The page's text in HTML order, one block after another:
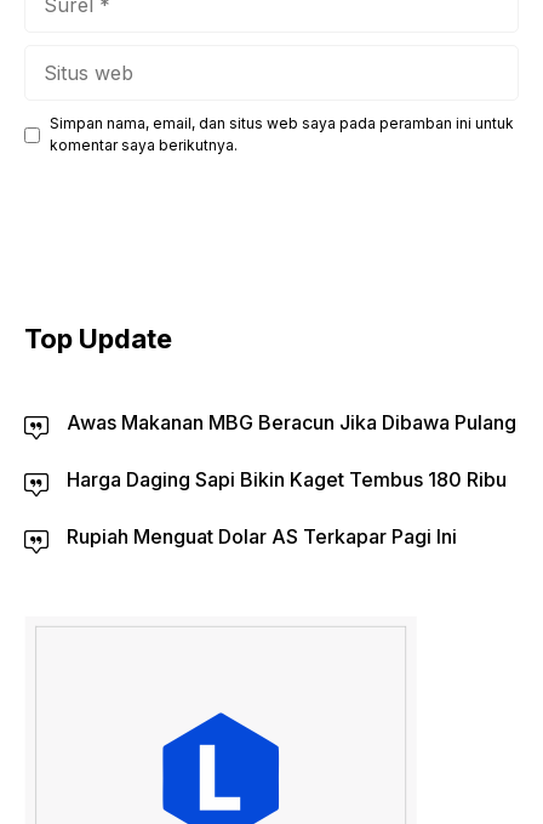
Simpan nama, email, dan situs web saya pada peramban ini untuk
komentar saya berikutnya.
Top Update
Awas Makanan MBG Beracun Jika Dibawa Pulang
Harga Daging Sapi Bikin Kaget Tembus 180 Ribu
Rupiah Menguat Dolar AS Terkapar Pagi Ini